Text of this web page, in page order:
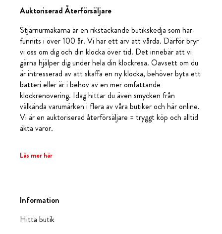
Auktoriserad Återförsäljare
Stjärnurmakarna är en rikstäckande butikskedja som har
funnits i över 100 år. Vi har ett arv att vårda. Därför bryr
vi oss om dig och din klocka över tid. Det innebär att vi
gärna hjälper dig under hela din klockresa. Oavsett om du
är intresserad av att skaffa en ny klocka, behöver byta ett
batteri eller är i behov av en mer omfattande
klockrenovering. Idag hittar du även smycken från
välkända varumärken i flera av våra butiker och här online.
Vi är en auktoriserad återförsäljare = tryggt köp och alltid
äkta varor.
Läs mer här
Information
Hitta butik